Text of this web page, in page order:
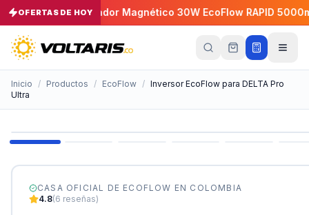
OFERTAS DE HOY
−5% Cargador Magnético 30W EcoFlow RAPID 5000mAh −
Inicio / Productos / EcoFlow / Inversor EcoFlow para DELTA Pro
Ultra
CASA OFICIAL DE ECOFLOW EN COLOMBIA
4.8(6 reseñas)
Tu
Vacío
Tu
está
Agrega